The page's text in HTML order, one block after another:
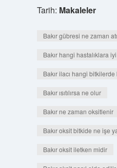
Tarih: Makaleler
Bakır gübresi ne zaman
Bakır hangi hastalıklara
Bakır ilacı hangi bitkilerde
Bakır ısıtılırsa ne olur
Bakır ne zaman oksitlenir
Bakır oksit bitkide ne işe
Bakır oksit iletken midir